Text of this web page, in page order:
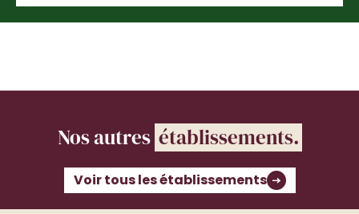
Nos autres établissements.
Voir tous les établissements